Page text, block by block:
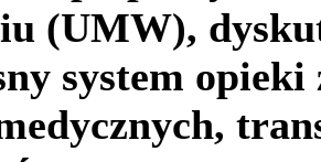
(UMW),
system